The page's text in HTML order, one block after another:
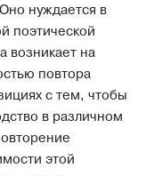
нуждается в
поэтической
возникает на
повтора
с тем, чтобы
в различном
этой